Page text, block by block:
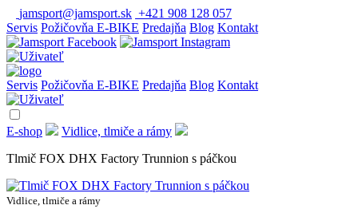
jamsport@jamsport.sk +421 908 128 057
Servis Požičovňa E-BIKE Predajňa Blog Kontakt
Servis Požičovňa E-BIKE Predajňa Blog Kontakt
E-shop
Vidlice, tlmiče a rámy
Tlmič FOX DHX Factory Trunnion s páčkou
Vidlice, tlmiče a rámy